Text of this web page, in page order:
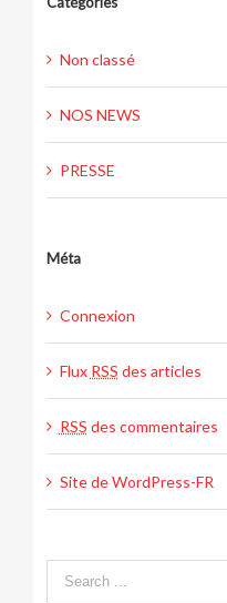
Non classé
NOS NEWS
PRESSE
Méta
Connexion
Flux RSS des articles
RSS des commentaires
Site de WordPress-FR